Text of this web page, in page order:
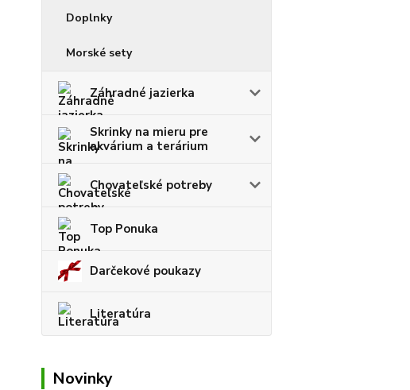
Doplnky
Morské sety
Záhradné jazierka
Skrinky na mieru pre
akvárium a terárium
Chovateľské potreby
Top Ponuka
Darčekové poukazy
Literatúra
Novinky